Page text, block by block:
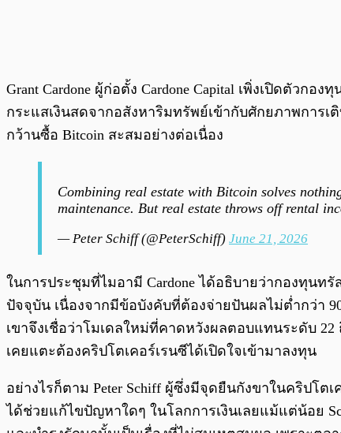
Grant Cardone ผู้ก่อตั้ง Cardone Capital เพิ่งเปิดตัวก
กระแสเงินสดจากอสังหาริมทรัพย์เข้ากับศักยภาพการ
กว้านซื้อ Bitcoin สะสมอย่างต่อเนื่อง
Combining real estate with Bitcoin solves
maintenance. But real estate throws off rental
— Peter Schiff (@PeterSchiff) June 21, 2026
ในการประชุมที่ไมอามี Cardone ได้อธิบายว่ากองทุน
ปัจจุบัน เนื่องจากมีข้อบังคับที่ต้องจ่ายปันผลไม่ต่ำกว่า
เขาจึงเชื่อว่าโมเดลใหม่ที่คาดหวังผลตอบแทนระดับ
เคยแตะต้องคริปโตเคอร์เรนซีได้เปิดใจเข้ามาลงทุน
อย่างไรก็ตาม Peter Schiff ผู้ซึ่งมีจุดยืนกังขาในคริปโ
ได้ช่วยแก้ไขปัญหาใดๆ ในโลกการเงินเลยแม้แต่น้อย